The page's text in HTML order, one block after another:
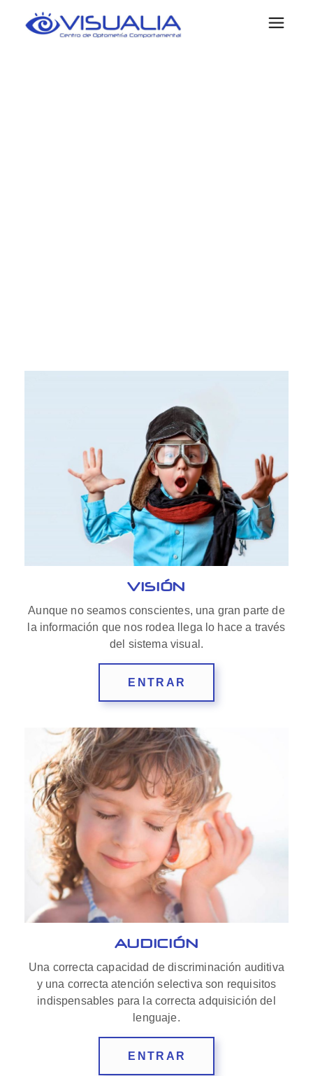
VISIÓN
Aunque no seamos conscientes, una gran parte de
la información que nos rodea llega lo hace a través
del sistema visual.
ENTRAR
AUDICIÓN
Una correcta capacidad de discriminación auditiva
y una correcta atención selectiva son requisitos
indispensables para la correcta adquisición del
lenguaje.
ENTRAR